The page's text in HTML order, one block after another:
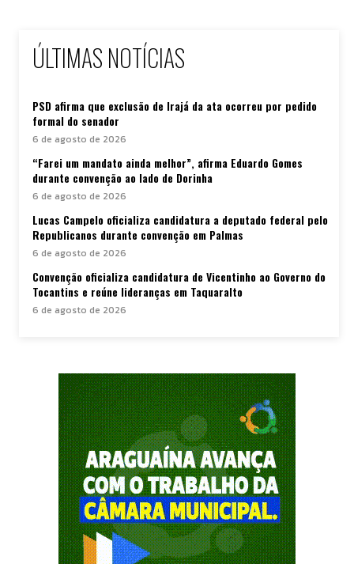
ÚLTIMAS NOTÍCIAS
PSD afirma que exclusão de Irajá da ata ocorreu por pedido
formal do senador
6 de agosto de 2026
“Farei um mandato ainda melhor”, afirma Eduardo Gomes
durante convenção ao lado de Dorinha
6 de agosto de 2026
Lucas Campelo oficializa candidatura a deputado federal pelo
Republicanos durante convenção em Palmas
6 de agosto de 2026
Convenção oficializa candidatura de Vicentinho ao Governo do
Tocantins e reúne lideranças em Taquaralto
6 de agosto de 2026